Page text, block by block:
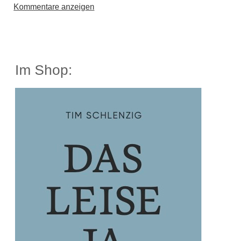
Kommentare anzeigen
Im Shop: